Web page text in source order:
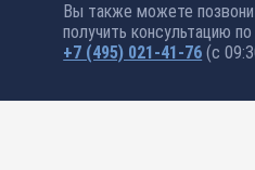
Вы также можете
получить консультацию
+7 (495) 021-41-76 (с